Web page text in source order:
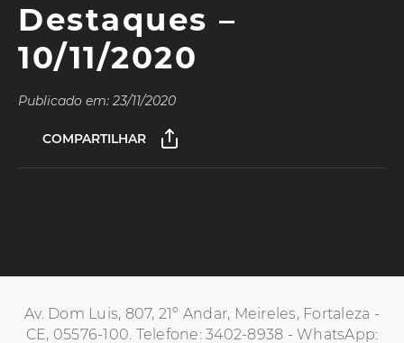
Destaques –
10/11/2020
Publicado em: 23/11/2020
COMPARTILHAR
Av. Dom Luis, 807, 21º Andar, Meireles, Fortaleza -
CE, 05576-100. Telefone: 3402-8938 - WhatsApp: